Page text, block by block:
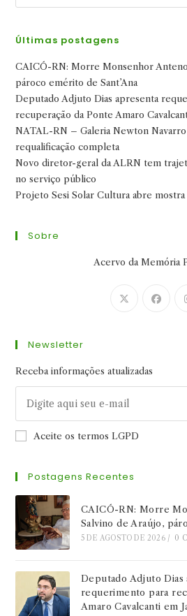
Últimas postagens
CAICÓ-RN: Morre Monsenhor
pároco emérito de Sant’Ana
Deputado Adjuto Dias apresenta
recuperação da Ponte Amaro
NATAL-RN – Galeria Newton
requalificação completa
Novo diretor-geral da ALRN tem
no serviço público
Projeto Sesi Solar Cultura abre mostra
Sobre
Acervo da Memória
Abre
Newsletter
Receba informações atualizadas
Aceite os termos LGPD
Postagens Recentes
CAICÓ-RN: Morre
Salvino de Araújo,
5 DE AGOSTO DE 2026 / 0
Deputado Adjuto Dias
requerimento para
Amaro Cavalcanti em